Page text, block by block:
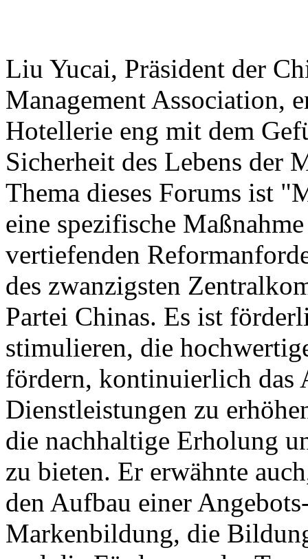
Liu Yucai, Präsident der
Management Association,
Hotellerie eng mit dem
Sicherheit des Lebens der
Thema dieses Forums ist
eine spezifische
vertiefenden
des zwanzigsten
Partei Chinas. Es ist
stimulieren, die
fördern, kontinuierlich das
Dienstleistungen zu
die nachhaltige Erholung
zu bieten. Er erwähnte
den Aufbau einer
Markenbildung, die